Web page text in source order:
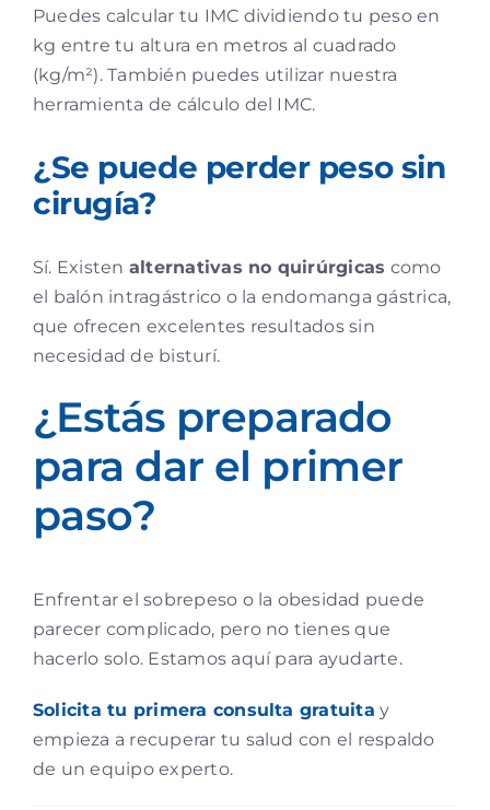
Puedes calcular tu IMC dividiendo tu peso en
kg entre tu altura en metros al cuadrado
(kg/m²). También puedes utilizar nuestra
herramienta de cálculo del IMC.
¿Se puede perder peso sin
cirugía?
Sí. Existen alternativas no quirúrgicas como
el balón intragástrico o la endomanga gástrica,
que ofrecen excelentes resultados sin
necesidad de bisturí.
¿Estás preparado
para dar el primer
paso?
Enfrentar el sobrepeso o la obesidad puede
parecer complicado, pero no tienes que
hacerlo solo. Estamos aquí para ayudarte.
Solicita tu primera consulta gratuita y
empieza a recuperar tu salud con el respaldo
de un equipo experto.